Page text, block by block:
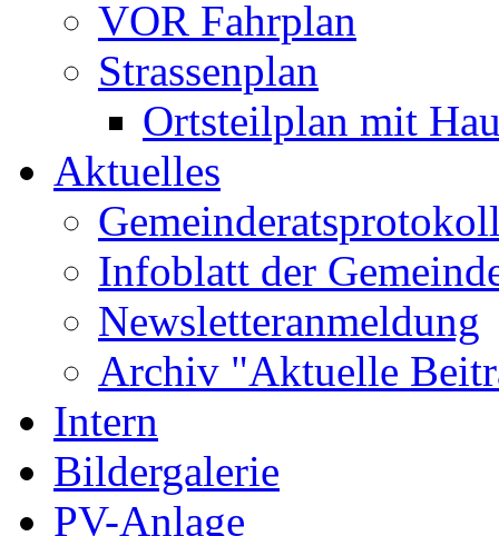
VOR Fahrplan
Strassenplan
Ortsteilplan mit
Aktuelles
Infoblatt der
Newsletteranmeldung
Archiv "Aktuelle
Intern
Bildergalerie
PV-Anlage